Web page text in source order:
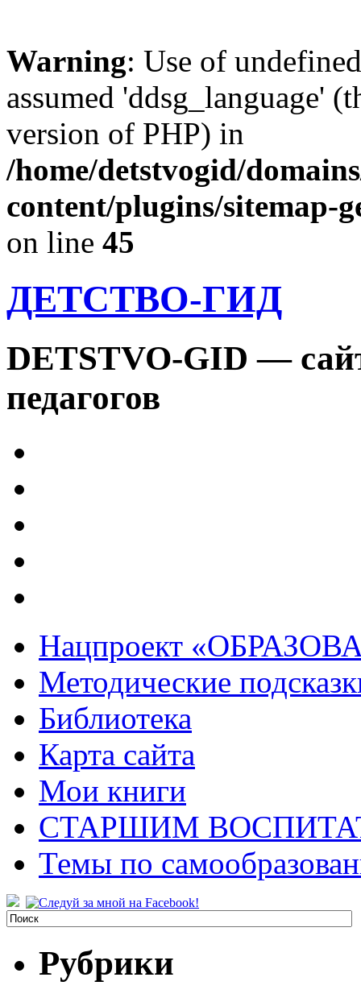
Warning: Use of
assumed 'ddsg_language'
version of PHP) in
/home/detstvogid/
content/plugins/sitemap-
on line 45
ДЕТСТВО-ГИД
DETSTVO-GID —
педагогов
Нацпроект
Методические
Библиотека
Карта сайта
Мои книги
СТАРШИМ
Темы по
Рубрики